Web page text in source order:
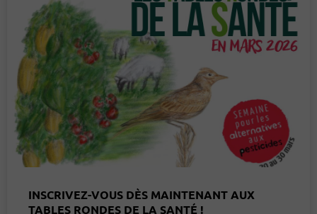
INSCRIVEZ-VOUS DÈS MAINTENANT AUX
TABLES RONDES DE LA SANTÉ !